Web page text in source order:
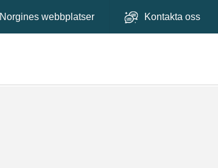
Norgines webbplatser Kontakta oss